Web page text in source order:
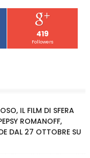
419
Followers
IL FILM DI SFERA
ROMANOFF,
DAL 27 OTTOBRE SU